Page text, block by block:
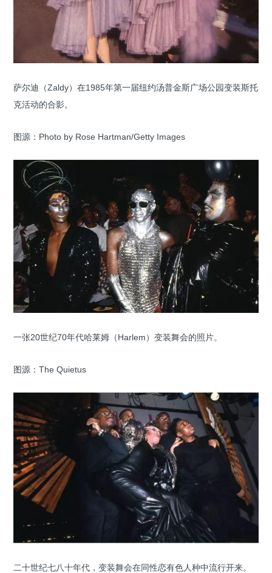
萨尔迪（Zaldy）在1985年第一届纽约汤普金斯广场公园变装斯托
克活动的合影。
图源：Photo by Rose Hartman/Getty Images
一张20世纪70年代哈莱姆（Harlem）变装舞会的照片。
图源：The Quietus
二十世纪七八十年代，变装舞会在同性恋有色人种中流行开来。